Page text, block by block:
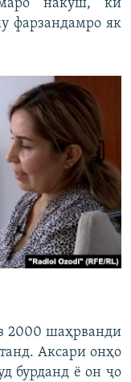
накуш, ки
фарзандамро як
2000 шаҳрванди
Аксари онҳо
бурданд ё он ҷо